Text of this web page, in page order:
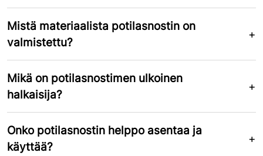
Mistä materiaalista potilasnostin on
valmistettu?
Mikä on potilasnostimen ulkoinen
halkaisija?
Onko potilasnostin helppo asentaa ja
käyttää?